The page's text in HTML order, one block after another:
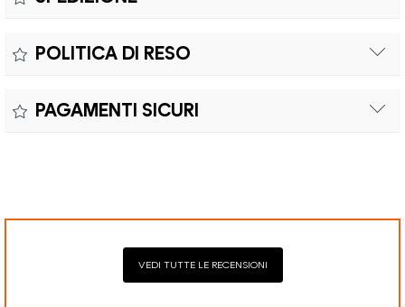
Colore:
conforme alle direttive vigenti. La garanzia copre eventuali
sostituzioni senza costi aggiuntivi.
POLITICA DI RESO
spedizione e oneri doganali a carico del cliente.
PAGAMENTI SICURI
VEDI TUTTE LE RECENSIONI